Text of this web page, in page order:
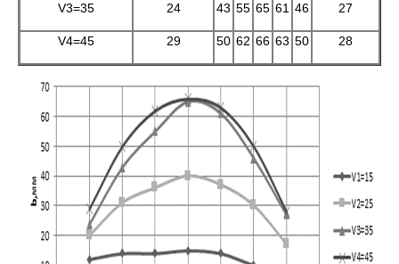
V3=35 24 43 55 65 61 46 27
V4=45 29 50 62 66 63 50 28